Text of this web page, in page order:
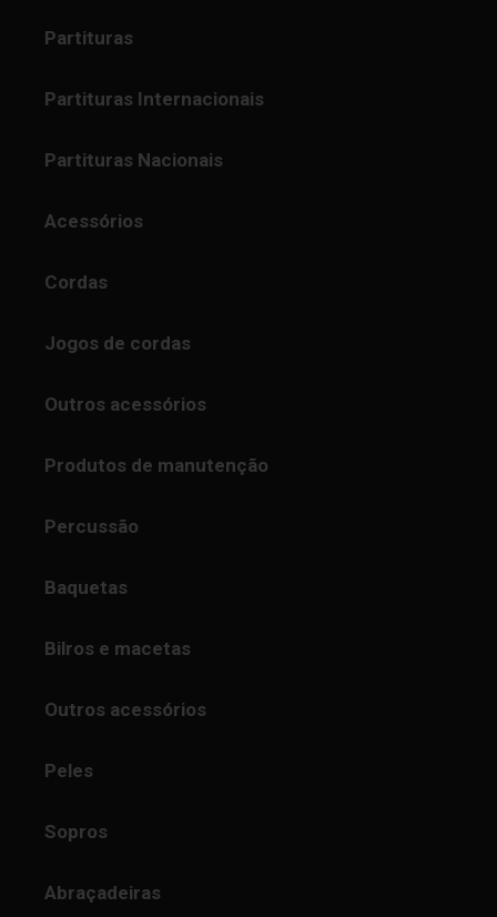
Partituras
Partituras Internacionais
Partituras Nacionais
Acessórios
Cordas
Jogos de cordas
Outros acessórios
Produtos de manutenção
Percussão
Baquetas
Bilros e macetas
Outros acessórios
Peles
Sopros
Abraçadeiras